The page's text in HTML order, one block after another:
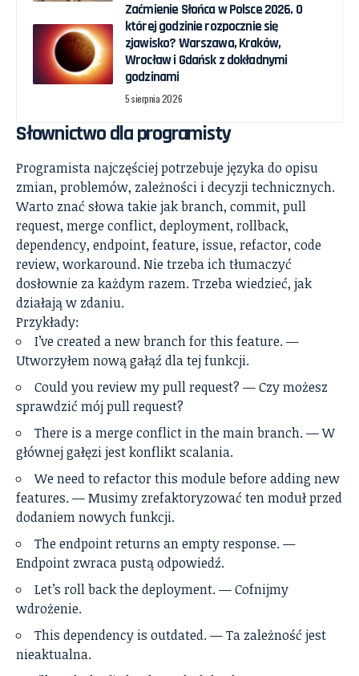
Zaćmienie Słońca w Polsce 2026. O
której godzinie rozpocznie się
zjawisko? Warszawa, Kraków,
Wrocław i Gdańsk z dokładnymi
godzinami
5 sierpnia 2026
Słownictwo dla programisty
Programista najczęściej potrzebuje języka do opisu
zmian, problemów, zależności i decyzji technicznych.
Warto znać słowa takie jak branch, commit, pull
request, merge conflict, deployment, rollback,
dependency, endpoint, feature, issue, refactor, code
review, workaround. Nie trzeba ich tłumaczyć
dosłownie za każdym razem. Trzeba wiedzieć, jak
działają w zdaniu.
Przykłady:
I’ve created a new branch for this feature. —
Utworzyłem nową gałąź dla tej funkcji.
Could you review my pull request? — Czy możesz
sprawdzić mój pull request?
There is a merge conflict in the main branch. — W
głównej gałęzi jest konflikt scalania.
We need to refactor this module before adding new
features. — Musimy zrefaktoryzować ten moduł przed
dodaniem nowych funkcji.
The endpoint returns an empty response. —
Endpoint zwraca pustą odpowiedź.
Let’s roll back the deployment. — Cofnijmy
wdrożenie.
This dependency is outdated. — Ta zależność jest
nieaktualna.